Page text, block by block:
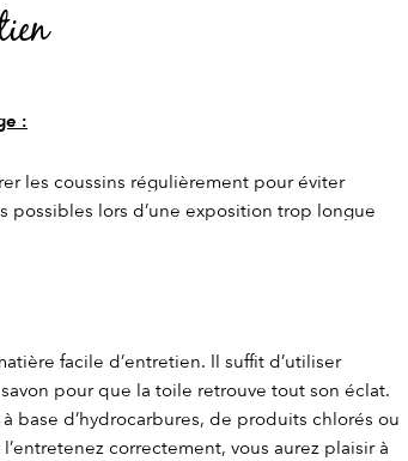
:
les coussins régulièrement pour éviter
possibles lors d’une exposition trop longue
facile d’entretien. Il suffit d’utiliser
pour que la toile retrouve tout son éclat.
base d’hydrocarbures, de produits chlorés ou
l’entretenez correctement, vous aurez plaisir à